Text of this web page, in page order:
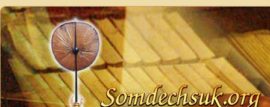
Skip to main content